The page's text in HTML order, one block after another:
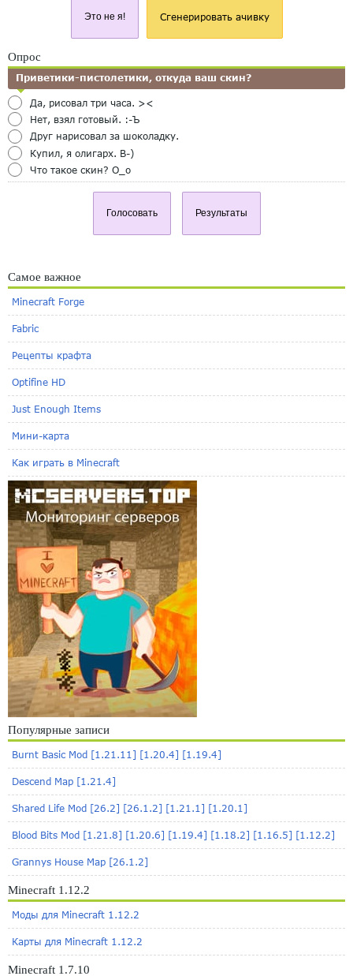
Это не я! Сгенерировать ачивку
Опрос
Приветики-пистолетики, откуда ваш скин?
Да, рисовал три часа. ><
Нет, взял готовый. :-Ъ
Друг нарисовал за шоколадку.
Купил, я олигарх. B-)
Что такое скин? O_o
Голосовать Результаты
Самое важное
Minecraft Forge
Fabric
Рецепты крафта
Optifine HD
Just Enough Items
Мини-карта
Как играть в Minecraft
Популярные записи
Burnt Basic Mod [1.21.11] [1.20.4] [1.19.4]
Descend Map [1.21.4]
Shared Life Mod [26.2] [26.1.2] [1.21.1] [1.20.1]
Blood Bits Mod [1.21.8] [1.20.6] [1.19.4] [1.18.2] [1.16.5] [1.12.2]
Grannys House Map [26.1.2]
Minecraft 1.12.2
Моды для Minecraft 1.12.2
Карты для Minecraft 1.12.2
Minecraft 1.7.10